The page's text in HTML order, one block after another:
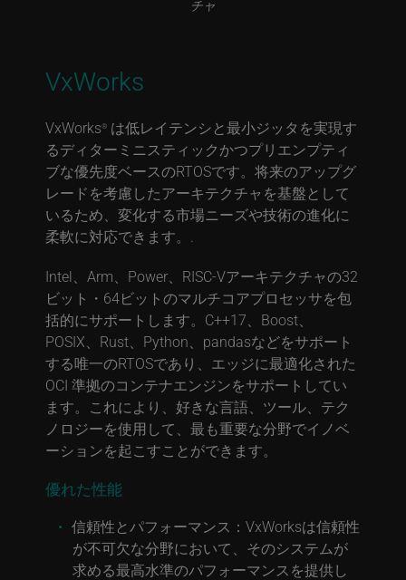
チャ
VxWorks
VxWorks® は低レイテンシと最小ジッタを実現す
るディターミニスティックかつプリエンプティ
ブな優先度ベースのRTOSです。将来のアップグ
レードを考慮したアーキテクチャを基盤として
いるため、変化する市場ニーズや技術の進化に
柔軟に対応できます。.
Intel、Arm、Power、RISC-Vアーキテクチャの32
ビット・64ビットのマルチコアプロセッサを包
括的にサポートします。C++17、Boost、
POSIX、Rust、Python、pandasなどをサポート
する唯一のRTOSであり、エッジに最適化された
OCI 準拠のコンテナエンジンをサポートしてい
ます。これにより、好きな言語、ツール、テク
ノロジーを使用して、最も重要な分野でイノベ
ーションを起こすことができます。
優れた性能
信頼性とパフォーマンス： VxWorksは信頼性
が不可欠な分野において、そのシステムが
求める最高水準のパフォーマンスを提供し